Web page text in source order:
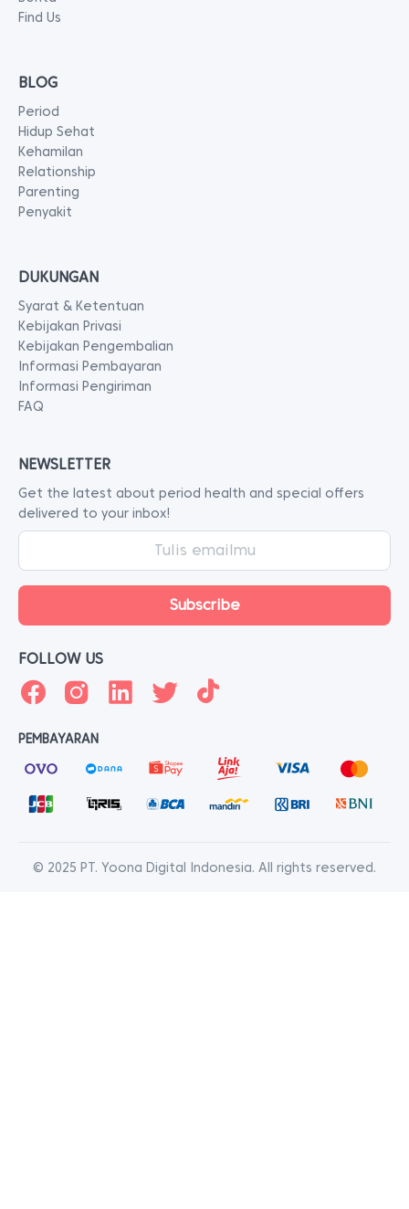
Find Us
BLOG
Period
Hidup Sehat
Kehamilan
Relationship
Parenting
Penyakit
DUKUNGAN
Syarat & Ketentuan
Kebijakan Privasi
Kebijakan Pengembalian
Informasi Pembayaran
Informasi Pengiriman
FAQ
NEWSLETTER
Get the latest about period health and special offers
delivered to your inbox!
FOLLOW US
PEMBAYARAN
© 2025 PT. Yoona Digital Indonesia. All rights reserved.